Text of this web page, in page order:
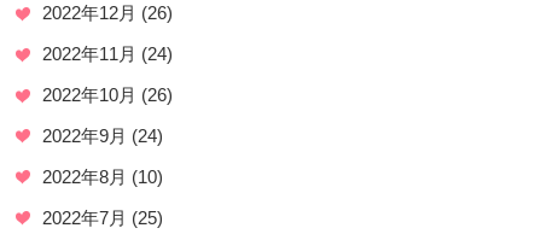
2022年12月 (26)
2022年11月 (24)
2022年10月 (26)
2022年9月 (24)
2022年8月 (10)
2022年7月 (25)